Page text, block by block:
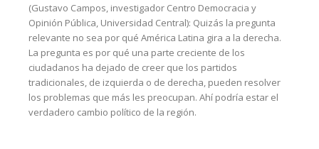
(Gustavo Campos, investigador Centro Democracia y
Opinión Pública, Universidad Central): Quizás la pregunta
relevante no sea por qué América Latina gira a la derecha.
La pregunta es por qué una parte creciente de los
ciudadanos ha dejado de creer que los partidos
tradicionales, de izquierda o de derecha, pueden resolver
los problemas que más les preocupan. Ahí podría estar el
verdadero cambio político de la región.